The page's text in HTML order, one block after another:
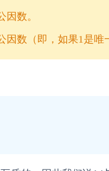
数。
因数（即，如果1是